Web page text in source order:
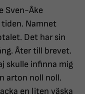
Sven-Åke
tiden. Namnet
Det har sin
Åter till brevet.
skulle infinna mig
arton noll noll.
en liten väska